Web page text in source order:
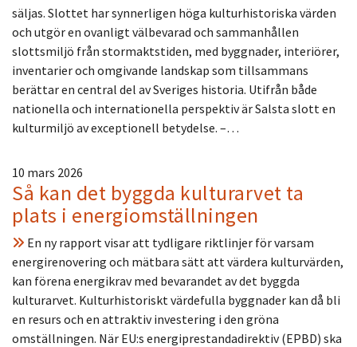
säljas. Slottet har synnerligen höga kulturhistoriska värden
och utgör en ovanligt välbevarad och sammanhållen
slottsmiljö från stormaktstiden, med byggnader, interiörer,
inventarier och omgivande landskap som tillsammans
berättar en central del av Sveriges historia. Utifrån både
nationella och internationella perspektiv är Salsta slott en
kulturmiljö av exceptionell betydelse. –…
10 mars 2026
Så kan det byggda kulturarvet ta
plats i energiomställningen
En ny rapport visar att tydligare riktlinjer för varsam
energirenovering och mätbara sätt att värdera kulturvärden,
kan förena energikrav med bevarandet av det byggda
kulturarvet. Kulturhistoriskt värdefulla byggnader kan då bli
en resurs och en attraktiv investering i den gröna
omställningen. När EU:s energiprestandadirektiv (EPBD) ska